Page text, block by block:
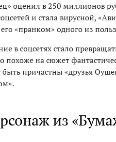
оценил в 250 миллионов
и стала вирусной,
«пранком» одного из
в соцсетях стало
похоже на сюжет
быть причастны «друзья
из